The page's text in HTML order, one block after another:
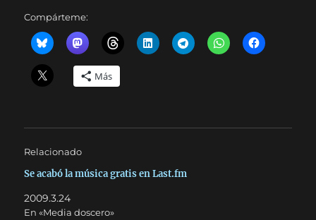
Compárteme:
Más
Relacionado
Se acabó la música gratis en Last.fm
2009.3.24
En «Media doscero»